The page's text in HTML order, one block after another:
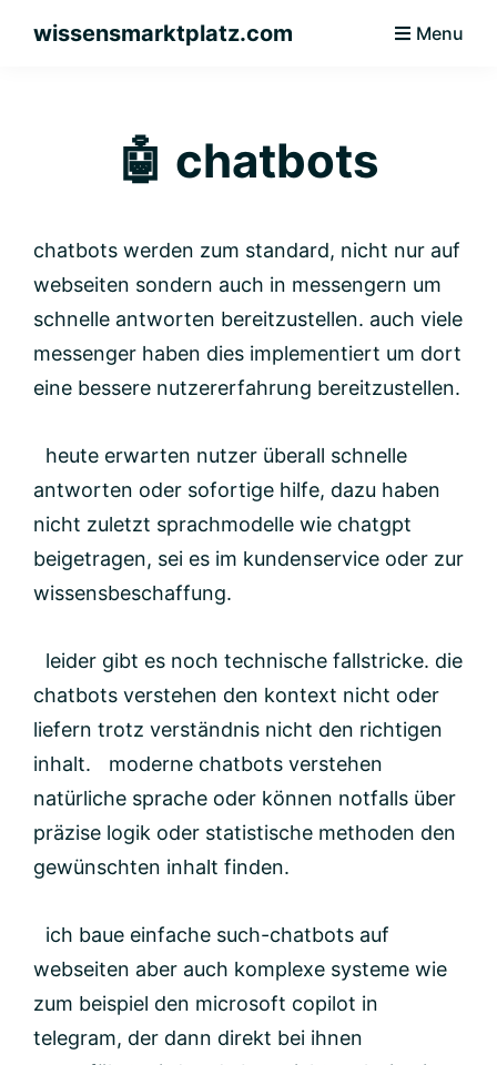
wissensmarktplatz.com Menu
🤖 chatbots
chatbots werden zum standard, nicht nur auf
webseiten sondern auch in messengern um
schnelle antworten bereitzustellen. auch viele
messenger haben dies implementiert um dort
eine bessere nutzererfahrung bereitzustellen.
heute erwarten nutzer überall schnelle
antworten oder sofortige hilfe, dazu haben
nicht zuletzt sprachmodelle wie chatgpt
beigetragen, sei es im kundenservice oder zur
wissensbeschaffung.
leider gibt es noch technische fallstricke. die
chatbots verstehen den kontext nicht oder
liefern trotz verständnis nicht den richtigen
inhalt. moderne chatbots verstehen
natürliche sprache oder können notfalls über
präzise logik oder statistische methoden den
gewünschten inhalt finden.
ich baue einfache such-chatbots auf
webseiten aber auch komplexe systeme wie
zum beispiel den microsoft copilot in
telegram, der dann direkt bei ihnen